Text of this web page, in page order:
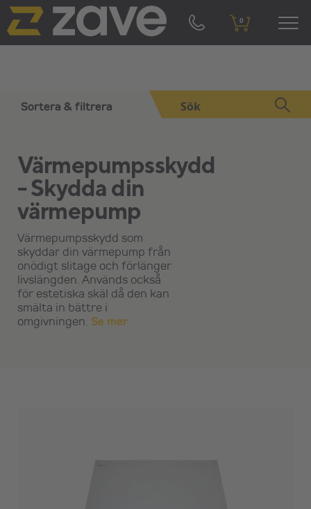
0
Sortera & filtrera
Stäng filter
Prisintervall
1 490 kr
Värmepumpsskydd
- Skydda din
värmepump
Värmepumpsskydd som
skyddar din värmepump från
onödigt slitage och förlänger
livslängden. Används också
för estetiska skäl då den kan
smälta in bättre i
omgivningen. Se mer